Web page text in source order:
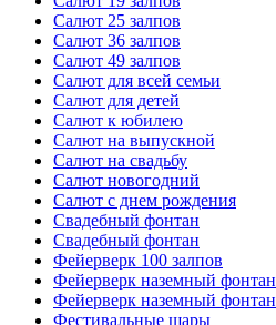
Салют 25 залпов
Салют 36 залпов
Салют 49 залпов
Салют для всей семьи
Салют для детей
Салют к юбилею
Салют на выпускной
Салют на свадьбу
Салют новогодний
Салют с днем рождения
Свадебный фонтан
Свадебный фонтан
Фейерверк 100 залпов
Фейерверк наземный фонтан
Фейерверк наземный фонтан
Фестивальные шары